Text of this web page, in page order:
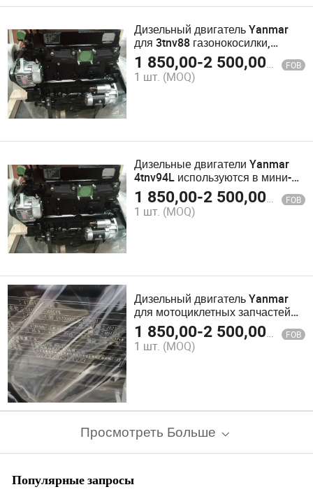
Дизельный двигатель Yanmar
для 3tnv88 газонокосилки,
двигателя трактора, генератора
тракторов, цена
1 850,00-2 500,00$ FOB
1 шт. (MOQ)
Дизельные двигатели Yanmar
4tnv94L используются в мини-
экскаваторах по цене тракторов
с
1 850,00-2 500,00$ FOB
1 шт. (MOQ)
Дизельный двигатель Yanmar
для мотоциклетных запчастей
3tnv76 Цена дизельного
двигателя Yanmar
1 850,00-2 500,00$ FOB
1 шт. (MOQ)
Просмотреть Больше
Популярные запросы